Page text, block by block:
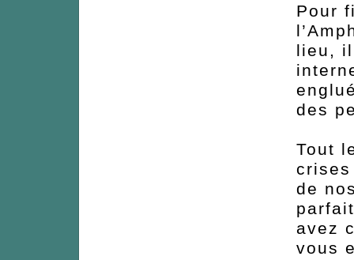
Pour
lieu,
des
Tout
de
avez
vous